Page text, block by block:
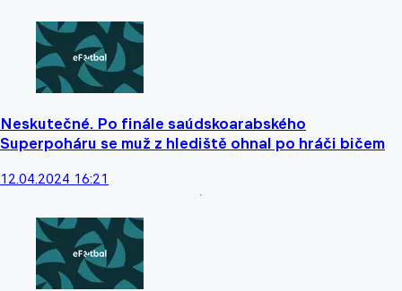
Neskutečné. Po finále saúdskoarabského
Superpoháru se muž z hlediště ohnal po hráči bičem
12.04.2024 16:21